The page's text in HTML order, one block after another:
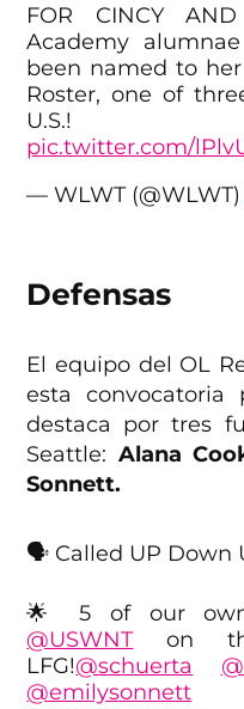
FOR CINCY
Academy
been named to
Roster, one of
pic.twitter.com/
— WLWT
Defensas
El equipo del OL
esta convocatoria
destaca por tres
Seattle: Alana
Sonnett.
🗣️ Called UP
🌟 5 of our own
@USWNTon
LFG!@schuerta
@emilysonnett